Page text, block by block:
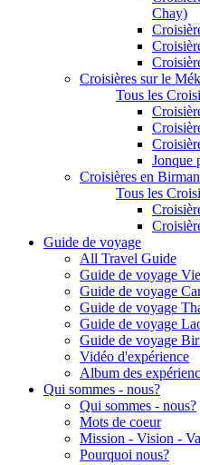
Chay)
Croisières sur le
Tous les
Jonque
Croisières en
Tous les
Guide de voyage
All Travel Guide
Guide de voyage
Guide de voyage
Guide de voyage
Guide de voyage
Guide de voyage
Vidéo d'expérience
Album des
Qui sommes - nous?
Qui sommes - nous?
Mots de coeur
Mission - Vision -
Pourquoi nous?